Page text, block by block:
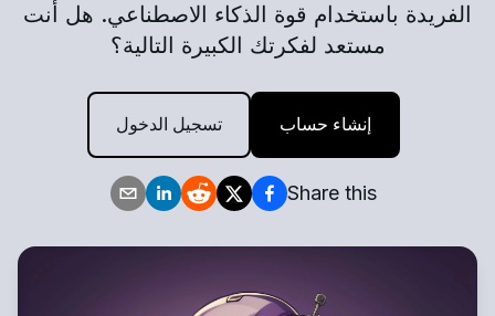
الفريدة باستخدام قوة الذكاء الاصطناعي. هل أنت
مستعد لفكرتك الكبيرة التالية؟
إنشاء حساب تسجيل الدخول
Share this